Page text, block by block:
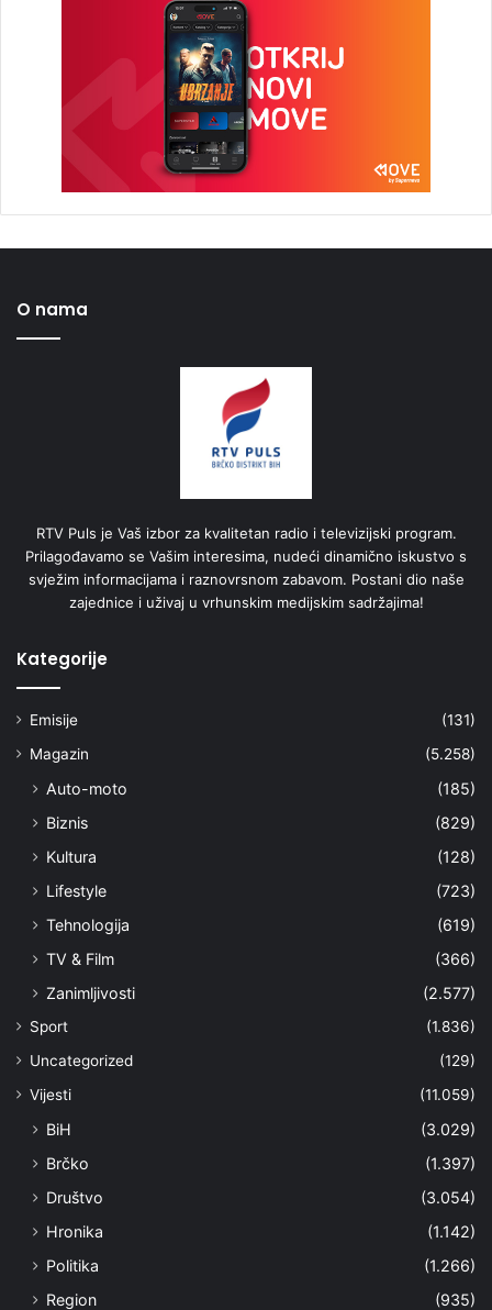
O nama
RTV Puls je Vaš izbor za kvalitetan radio i televizijski program.
Prilagođavamo se Vašim interesima, nudeći dinamično iskustvo s
svježim informacijama i raznovrsnom zabavom. Postani dio naše
zajednice i uživaj u vrhunskim medijskim sadržajima!
Kategorije
Emisije
(131)
Magazin
(5.258)
Auto-moto
(185)
Biznis
(829)
Kultura
(128)
Lifestyle
(723)
Tehnologija
(619)
TV & Film
(366)
Zanimljivosti
(2.577)
Sport
(1.836)
Uncategorized
(129)
Vijesti
(11.059)
BiH
(3.029)
Brčko
(1.397)
Društvo
(3.054)
Hronika
(1.142)
Politika
(1.266)
Region
(935)